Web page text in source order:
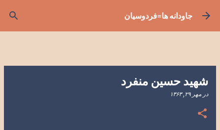
رد شدن به محتوای اصلیجاودانه ها=فردوسیان
شهید حسین منفرد
در مهر ۲۹, ۱۳۶۳